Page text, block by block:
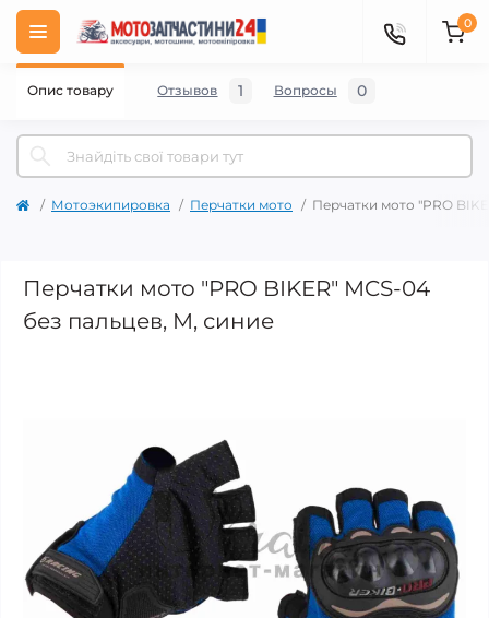
0
Мотоэкипировка Перчатки мото Перчатки мото "PRO
Перчатки мото "PRO BIKER" MCS-04
без пальцев, M, синие
Опис товару Отзывов 1 Вопросы 0